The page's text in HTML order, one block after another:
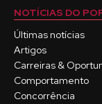
NOTÍCIAS DO
Últimas notícias
Artigos
Carreiras &
Comportamento
Concorrência